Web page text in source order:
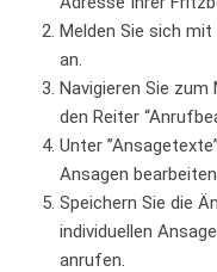
Melden Sie ⁤sich
an.
Navigieren Sie zum‌
den Reiter
Unter
Ansagen
Speichern Sie die
individuellen
anrufen.